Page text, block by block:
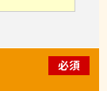
必須